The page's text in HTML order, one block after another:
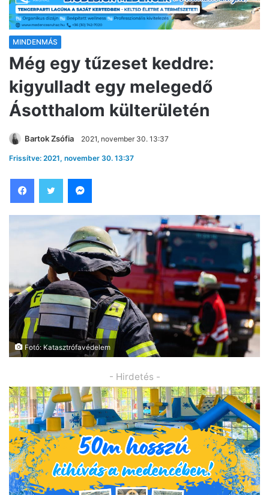
MINDENMÁS
Még egy tűzeset keddre:
kigyulladt egy melegedő
Ásotthalom külterületén
Bartok Zsófia 2021, november 30. 13:37
Frissítve: 2021, november 30. 13:37
Fotó: Katasztrófavédelem
- Hirdetés -